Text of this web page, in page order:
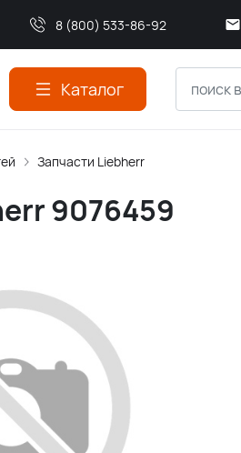
8 (800) 533-86-92
Каталог
Запчасти Liebherr
9076459